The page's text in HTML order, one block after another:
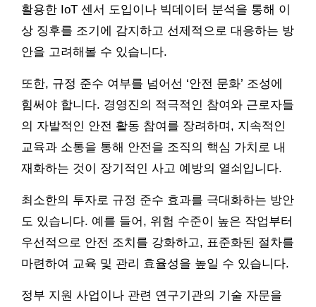
활용한 IoT 센서 도입이나 빅데이터 분석을 통해 이
상 징후를 조기에 감지하고 선제적으로 대응하는 방
안을 고려해볼 수 있습니다.
또한, 규정 준수 여부를 넘어선 ‘안전 문화’ 조성에
힘써야 합니다. 경영진의 적극적인 참여와 근로자들
의 자발적인 안전 활동 참여를 장려하며, 지속적인
교육과 소통을 통해 안전을 조직의 핵심 가치로 내
재화하는 것이 장기적인 사고 예방의 열쇠입니다.
최소한의 투자로 규정 준수 효과를 극대화하는 방안
도 있습니다. 예를 들어, 위험 수준이 높은 작업부터
우선적으로 안전 조치를 강화하고, 표준화된 절차를
마련하여 교육 및 관리 효율성을 높일 수 있습니다.
정부 지원 사업이나 관련 연구기관의 기술 자문을